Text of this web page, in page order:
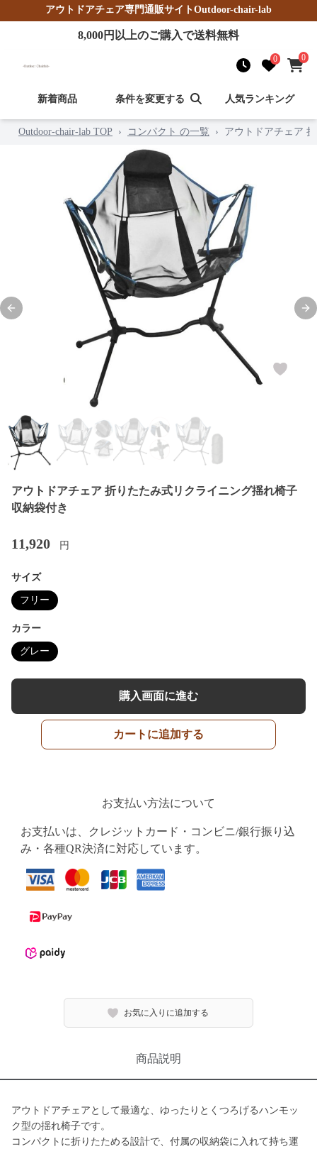
アウトドアチェア専門通販サイトOutdoor-chair-lab
8,000円以上のご購入で送料無料
0 0
新着商品 条件を変更する 人気ランキング
Outdoor-chair-lab TOP › コンパクト の一覧 › アウトドアチェア
Previous slide
アウトドアチェア 折りたたみ式リクライニング揺れ椅子
収納袋付き
11,920 円
サイズ
フリー
カラー
グレー
購入画面に進む
カートに追加する
お支払い方法について
お支払いは、クレジットカード・コンビニ/銀行振り込
み・各種QR決済に対応しています。
お気に入りに追加する
商品説明
アウトドアチェアとして最適な、ゆったりとくつろげるハンモッ
ク型の揺れ椅子です。
コンパクトに折りたためる設計で、付属の収納袋に入れて持ち運